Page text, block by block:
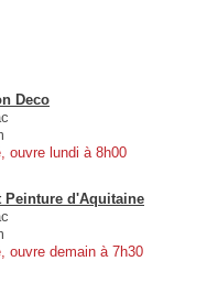
Deco
ouvre lundi à 8h00
Peinture d'Aquitaine
ouvre demain à 7h30